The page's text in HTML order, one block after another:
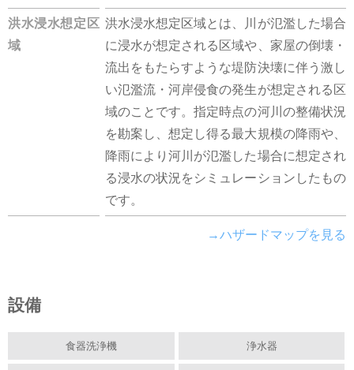
洪水浸水想定区
域
洪水浸水想定区域とは、川が氾濫した場合
に浸水が想定される区域や、家屋の倒壊・
流出をもたらすような堤防決壊に伴う激し
い氾濫流・河岸侵食の発生が想定される区
域のことです。指定時点の河川の整備状況
を勘案し、想定し得る最大規模の降雨や、
降雨により河川が氾濫した場合に想定され
る浸水の状況をシミュレーションしたもの
です。
→ハザードマップを見る
設備
食器洗浄機 浄水器